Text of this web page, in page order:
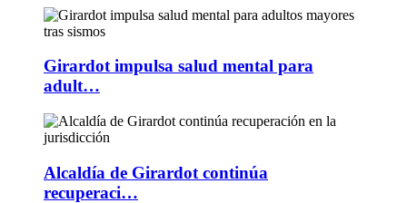
Girardot impulsa salud mental para
adult…
Alcaldía de Girardot continúa
recuperaci…